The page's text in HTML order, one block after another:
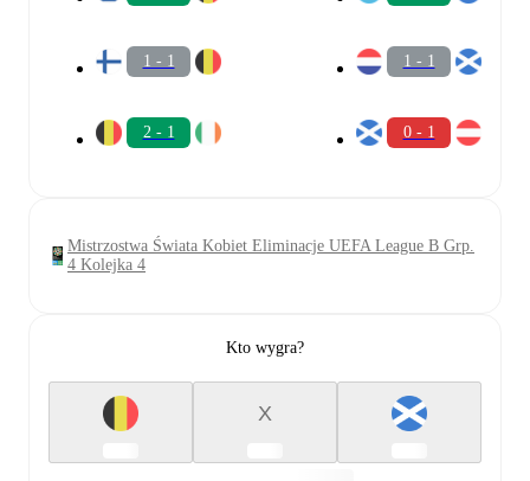
1 - 1
2 - 1
1 - 1
0 - 1
Mistrzostwa Świata Kobiet Eliminacje UEFA League B Grp.
4 Kolejka 4
Kto wygra?
X